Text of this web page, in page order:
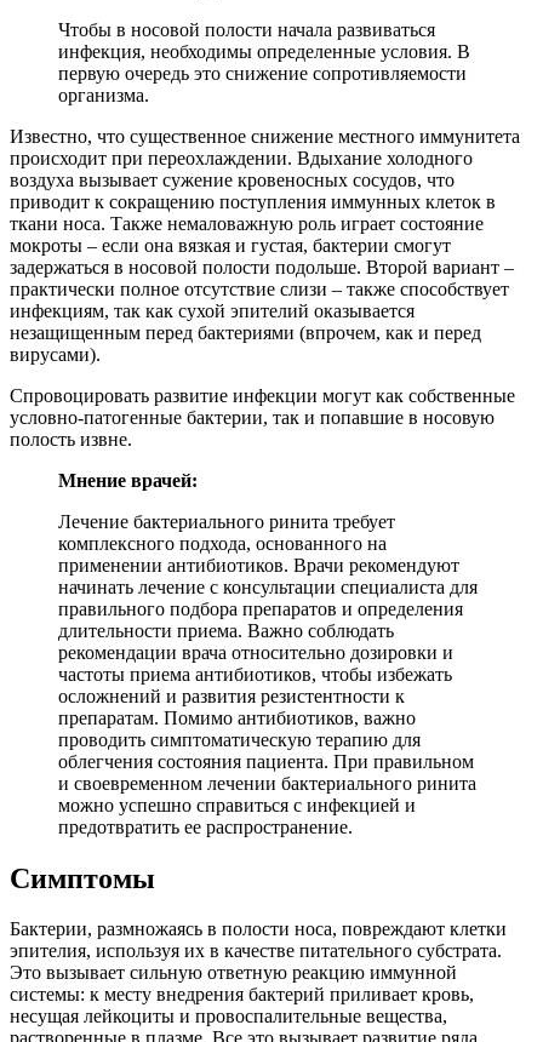
Чтобы в носовой полости начала развиваться
инфекция, необходимы определенные условия. В
первую очередь это снижение сопротивляемости
организма.
Известно, что существенное снижение местного иммунитета
происходит при переохлаждении. Вдыхание холодного
воздуха вызывает сужение кровеносных сосудов, что
приводит к сокращению поступления иммунных клеток в
ткани носа. Также немаловажную роль играет состояние
мокроты – если она вязкая и густая, бактерии смогут
задержаться в носовой полости подольше. Второй вариант –
практически полное отсутствие слизи – также способствует
инфекциям, так как сухой эпителий оказывается
незащищенным перед бактериями (впрочем, как и перед
вирусами).
Спровоцировать развитие инфекции могут как собственные
условно-патогенные бактерии, так и попавшие в носовую
полость извне.
Мнение врачей:
Лечение бактериального ринита требует
комплексного подхода, основанного на
применении антибиотиков. Врачи рекомендуют
начинать лечение с консультации специалиста для
правильного подбора препаратов и определения
длительности приема. Важно соблюдать
рекомендации врача относительно дозировки и
частоты приема антибиотиков, чтобы избежать
осложнений и развития резистентности к
препаратам. Помимо антибиотиков, важно
проводить симптоматическую терапию для
облегчения состояния пациента. При правильном
и своевременном лечении бактериального ринита
можно успешно справиться с инфекцией и
предотвратить ее распространение.
Симптомы
Бактерии, размножаясь в полости носа, повреждают клетки
эпителия, используя их в качестве питательного субстрата.
Это вызывает сильную ответную реакцию иммунной
системы: к месту внедрения бактерий приливает кровь,
несущая лейкоциты и провоспалительные вещества,